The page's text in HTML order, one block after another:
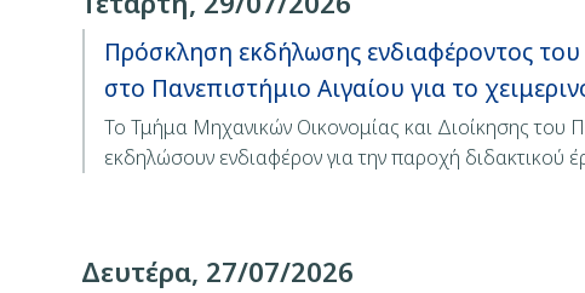
Πρόσκληση εκδήλωσης ενδιαφέροντος
στο Πανεπιστήμιο Αιγαίου για το
Το Τμήμα Μηχανικών Οικονομίας και Διοίκησης του
εκδηλώσουν ενδιαφέρον για την παροχή διδακτικού
Δευτέρα, 27/07/2026